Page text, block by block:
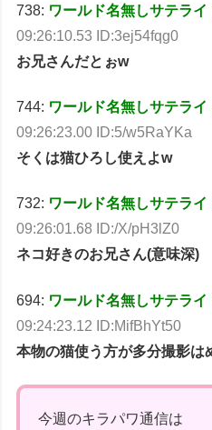
738: ワールド名無しサテライ
09:26:10.53 ID:3ej54fqg0
お兄さんだとぉw
744: ワールド名無しサテライ
09:26:23.00 ID:5/w5RaYKa
そくは猫ひろし使えよw
732: ワールド名無しサテライ
09:26:01.68 ID:/X/pH3lZ0
ネコ好きのお兄さん(意味深)
694: ワールド名無しサテライ
09:24:23.12 ID:MifBhYt50
本物の猫使う方が多分撮影は
今週のキラパワ通信は